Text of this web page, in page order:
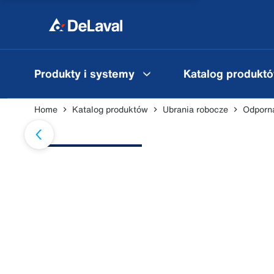
Produkty i systemy Katalog
Home Katalog produktów Ubrania robocze